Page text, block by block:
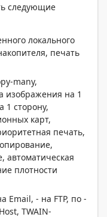
следующие
локального
печать
many,
изображения на 1
1 сторону,
карт,
печать,
автоматическая
плотности
Email, - на FTP, по -
TWAIN-